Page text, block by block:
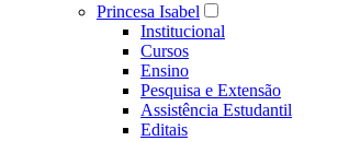
Princesa Isabel
Institucional
Cursos
Ensino
Pesquisa e Extensão
Assistência Estudantil
Editais